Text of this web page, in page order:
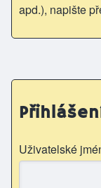
apd.), napište
Uživatelské